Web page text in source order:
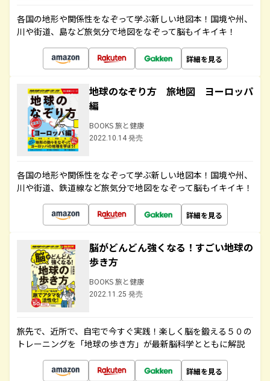
各国の地形や関係性をなぞって学ぶ新しい地図本！国境や州、
川や街道、島など旅気分で地図をなぞって脳もイキイキ！
詳細を見る
地球のなぞり方 旅地図 ヨーロッパ
編
BOOKS 旅と健康
2022.10.14 発売
各国の地形や関係性をなぞって学ぶ新しい地図本！国境や州、
川や街道、鉄道線など旅気分で地図をなぞって脳もイキイキ！
詳細を見る
脳がどんどん強くなる！すごい地球の
歩き方
BOOKS 旅と健康
2022.11.25 発売
旅先で、近所で、自宅で今すぐ実践！楽しく脳を鍛える５０の
トレーニングを「地球の歩き方」が最新脳科学とともに解説
詳細を見る